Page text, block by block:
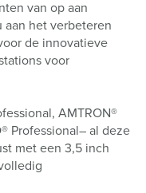
van op aan
aan het verbeteren
de innovatieve
voor
AMTRON®
Professional– al deze
met een 3,5 inch